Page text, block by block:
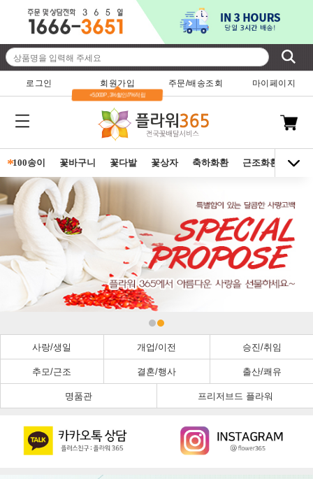
로그인 회원가입
+5,000P , 3%할인/7%적립
주문/배송조회 마이페이지
*100송이 꽃바구니 꽃다발 꽃상자 축하화환 근조화환 동양
사랑/생일 개업/이전 승진/취임
추모/근조 결혼/행사 출산/쾌유
명품관 프리저브드 플라워